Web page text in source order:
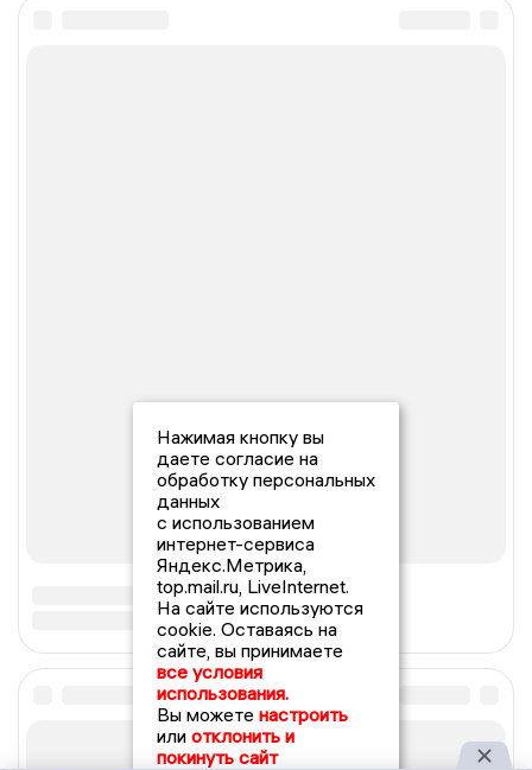
Нажимая кнопку вы
даете согласие на
обработку персональных
данных
с использованием
интернет-сервиса
Яндекс.Метрика,
top.mail.ru, LiveInternet.
На сайте используются
cookie. Оставаясь на
сайте, вы принимаете
все условия
использования.
Вы можете настроить
или отклонить и
покинуть сайт